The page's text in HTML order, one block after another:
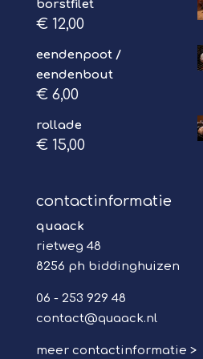
borstfilet
€12,00
eendenpoot /
eendenbout
€6,00
rollade
€15,00
contactinformatie
quaack
rietweg 48
8256 ph biddinghuizen
06 - 253 929 48
contact@quaack.nl
meer contactinformatie >